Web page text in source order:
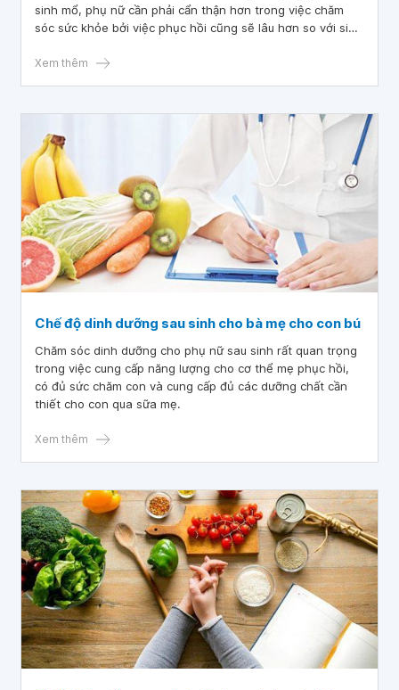
sinh mổ, phụ nữ cần phải cẩn thận hơn trong việc chăm
sóc sức khỏe bởi việc phục hồi cũng sẽ lâu hơn so với sinh
lệ tinh thần luôn được thoải mái và vui vẻ.
Xem thêm
Chế độ dinh dưỡng sau sinh cho bà mẹ cho con bú
Chăm sóc dinh dưỡng cho phụ nữ sau sinh rất quan trọng
trong việc cung cấp năng lượng cho cơ thể mẹ phục hồi,
có đủ sức chăm con và cung cấp đủ các dưỡng chất cần
thiết cho con qua sữa mẹ.
Xem thêm